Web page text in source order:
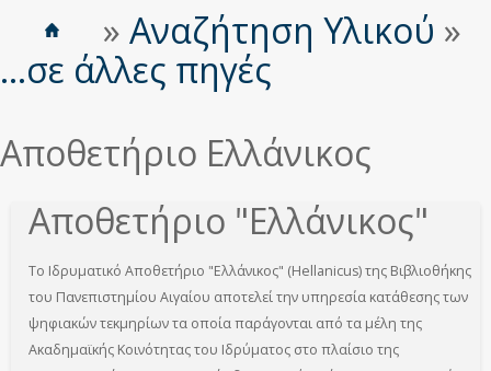
Breadcrumbs
Είστε
εδώ
» Αναζήτηση Υλικού »
...σε άλλες πηγές
Αποθετήριο Ελλάνικος
Αποθετήριο "Ελλάνικος"
Το Ιδρυματικό Αποθετήριο "Ελλάνικος" (Hellanicus) της Βιβλιοθήκης
του Πανεπιστημίου Αιγαίου αποτελεί την υπηρεσία κατάθεσης των
ψηφιακών τεκμηρίων τα οποία παράγονται από τα μέλη της
Ακαδημαϊκής Κοινότητας του Ιδρύματος στο πλαίσιο της